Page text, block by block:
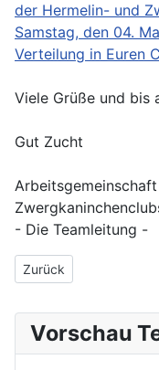
der Hermelin- und
Samstag, den 04.
Verteilung in Euren
Viele Grüße und bis
Gut Zucht
- Die Teamleitung -
Vorheriger Beitrag:
Zurück
Vorschau